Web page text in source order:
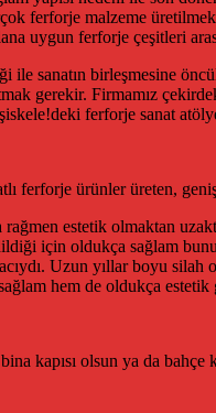
ferforje malzeme
uygun ferforje çeşitleri
sanatın birleşmesine
gerekir. Firmamız
ferforje sanat
ferforje ürünler üreten,
estetik olmaktan
için oldukça sağlam
Uzun yıllar boyu
hem de oldukça estetik
kapısı olsun ya da